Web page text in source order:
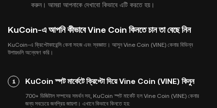
করুন। আমরা আপনাকে দেখাবো কিভাবে এটি করতে হয়।
KuCoin-এ আপনি কীভাবে Vine Coin কিনতে চান তা বেছে নিন
KuCoin-এ ক্রিপ্টোকারেন্সি কেনা সহজ এবং স্বজ্ঞাত। আসুন Vine Coin (VINE) কেনার বিভিন্ন
উপায়গুলি অন্বেষণ করি।
1 KuCoin স্পট মার্কেটে ক্রিপ্টো দিয়ে Vine Coin (VINE) কিনুন
700+ ডিজিটাল সম্পদের সমর্থন সহ, KuCoin স্পট মার্কেট হল Vine Coin (VINE) কেনার
জন্য সবচেয়ে জনপ্রিয় জায়গা। এখানে কিভাবে কিনতে হয়: